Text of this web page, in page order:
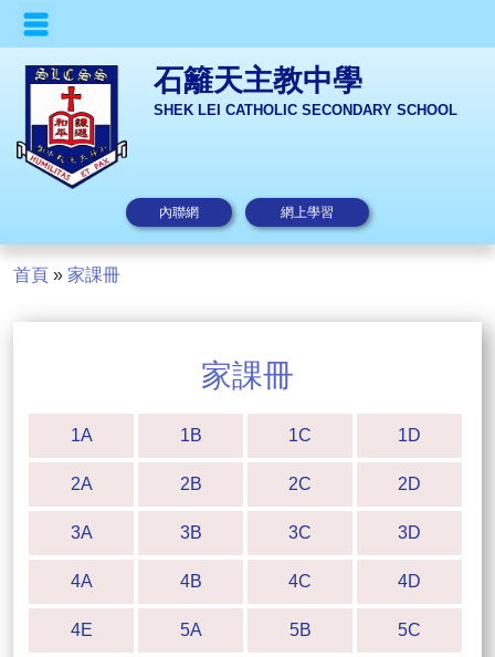
石籬天主教中學
SHEK LEI CATHOLIC SECONDARY SCHOOL
內聯網 網上學習
首頁 » 家課冊
家課冊
1A 1B 1C 1D
2A 2B 2C 2D
3A 3B 3C 3D
4A 4B 4C 4D
4E 5A 5B 5C